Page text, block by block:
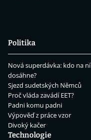
Politika
Nová superdávka: kdo na ní
dosáhne?
Sjezd sudetských Němců
Proč vláda zavádí EET?
Padni komu padni
Výpověď z práce vzor
Divoký kačer
Technologie